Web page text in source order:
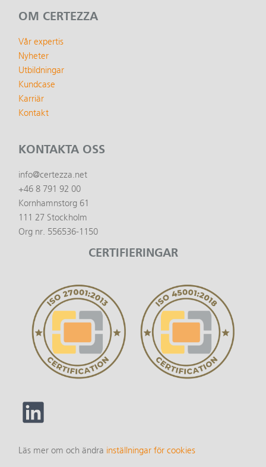
OM CERTEZZA
Vår expertis
Nyheter
Utbildningar
Kundcase
Karriär
Kontakt
KONTAKTA OSS
info@certezza.net
+46 8 791 92 00
Kornhamnstorg 61
111 27 Stockholm
Org nr. 556536-1150
CERTIFIERINGAR
Läs mer om och ändra inställningar för cookies